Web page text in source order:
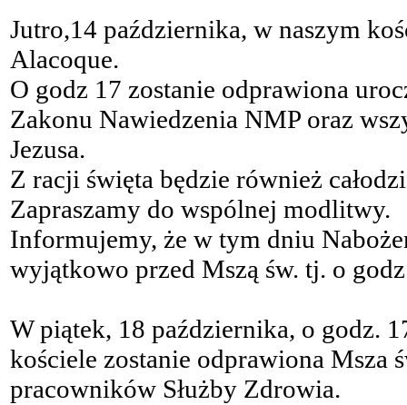
Jutro,14 października, w naszym
Alacoque.
O godz 17 zostanie odprawiona
Zakonu Nawiedzenia NMP oraz
Jezusa.
Z racji święta będzie również
Zapraszamy do wspólnej modlitwy.
Informujemy, że w tym dniu
wyjątkowo przed Mszą św. tj. o
W piątek, 18 października, o godz.
kościele zostanie odprawiona
pracowników Służby Zdrowia.